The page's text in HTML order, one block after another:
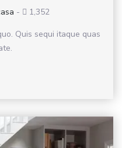
-
1,352
Quis sequi itaque quas